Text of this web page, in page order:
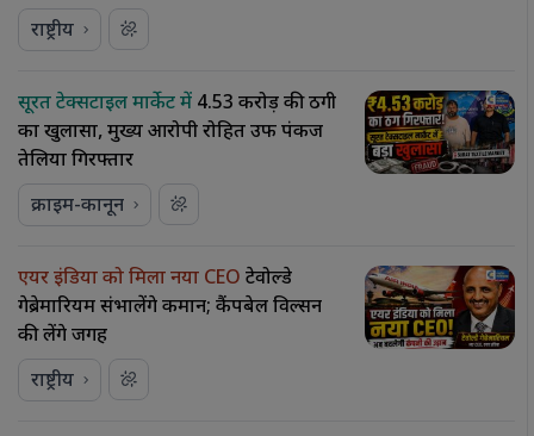
राष्ट्रीय
सूरत टेक्सटाइल मार्केट में ₹4.53 करोड़ की ठगी
का खुलासा, मुख्य आरोपी रोहित उर्फ पंकज
तेलिया गिरफ्तार
क्राइम-कानून
एयर इंडिया को मिला नया CEO टेवोल्डे
गेब्रेमारियम संभालेंगे कमान; कैंपबेल विल्सन
की लेंगे जगह
राष्ट्रीय